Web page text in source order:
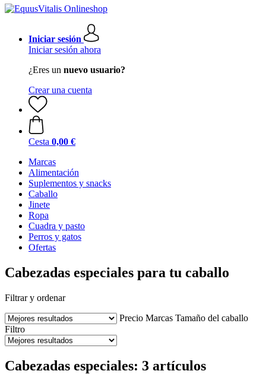
Iniciar sesión
Iniciar sesión ahora
¿Eres un nuevo usuario?
Crear una cuenta
Cesta 0,00 €
Marcas
Alimentación
Suplementos y snacks
Caballo
Jinete
Ropa
Cuadra y pasto
Perros y gatos
Ofertas
Cabezadas especiales para tu caballo
Filtrar y ordenar
Precio Marcas Tamaño del caballo
Filtro
Cabezadas especiales: 3 artículos